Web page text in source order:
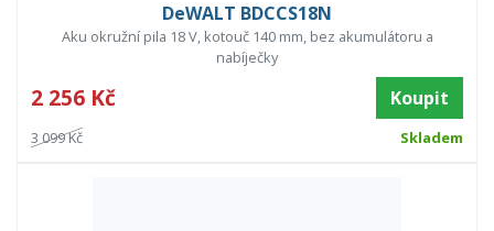
DeWALT BDCCS18N
Aku okružní pila 18 V, kotouč 140 mm, bez akumulátoru a
nabíječky
2 256 Kč Koupit
3 099 Kč Skladem